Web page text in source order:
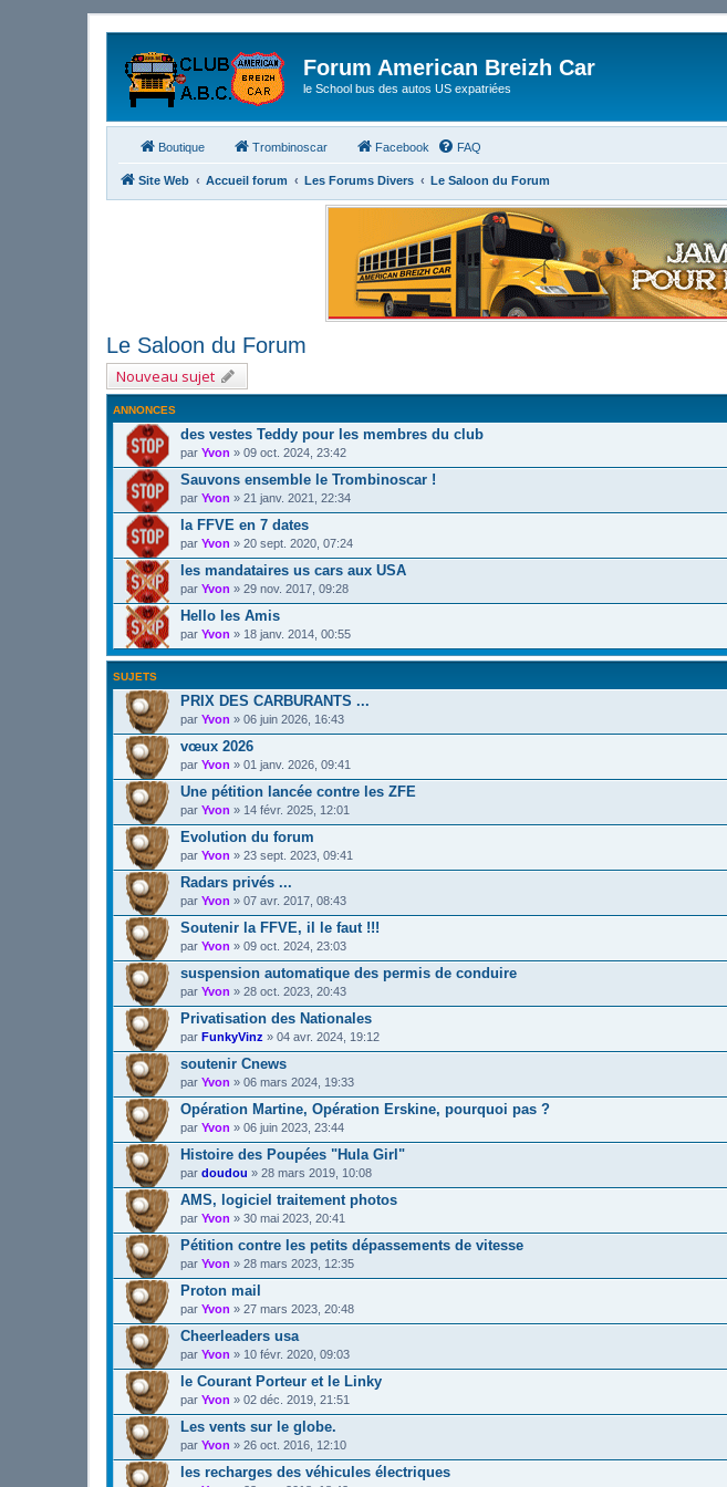
Forum American Breizh Car
le School bus des autos US expatriées
Boutique Trombinoscar Facebook FAQ
Site Web Accueil forum Les Forums Divers Le Saloon du Forum
Le Saloon du Forum
Nouveau sujet
ANNONCES
des vestes Teddy pour les membres du club
par Yvon » 09 oct. 2024, 23:42
Sauvons ensemble le Trombinoscar !
par Yvon » 21 janv. 2021, 22:34
la FFVE en 7 dates
par Yvon » 20 sept. 2020, 07:24
les mandataires us cars aux USA
par Yvon » 29 nov. 2017, 09:28
Hello les Amis
par Yvon » 18 janv. 2014, 00:55
SUJETS
PRIX DES CARBURANTS ...
par Yvon » 06 juin 2026, 16:43
vœux 2026
par Yvon » 01 janv. 2026, 09:41
Une pétition lancée contre les ZFE
par Yvon » 14 févr. 2025, 12:01
Evolution du forum
par Yvon » 23 sept. 2023, 09:41
Radars privés ...
par Yvon » 07 avr. 2017, 08:43
Soutenir la FFVE, il le faut !!!
par Yvon » 09 oct. 2024, 23:03
suspension automatique des permis de conduire
par Yvon » 28 oct. 2023, 20:43
Privatisation des Nationales
par FunkyVinz » 04 avr. 2024, 19:12
soutenir Cnews
par Yvon » 06 mars 2024, 19:33
Opération Martine, Opération Erskine, pourquoi pas ?
par Yvon » 06 juin 2023, 23:44
Histoire des Poupées "Hula Girl"
par doudou » 28 mars 2019, 10:08
AMS, logiciel traitement photos
par Yvon » 30 mai 2023, 20:41
Pétition contre les petits dépassements de vitesse
par Yvon » 28 mars 2023, 12:35
Proton mail
par Yvon » 27 mars 2023, 20:48
Cheerleaders usa
par Yvon » 10 févr. 2020, 09:03
le Courant Porteur et le Linky
par Yvon » 02 déc. 2019, 21:51
Les vents sur le globe.
par Yvon » 26 oct. 2016, 12:10
les recharges des véhicules électriques